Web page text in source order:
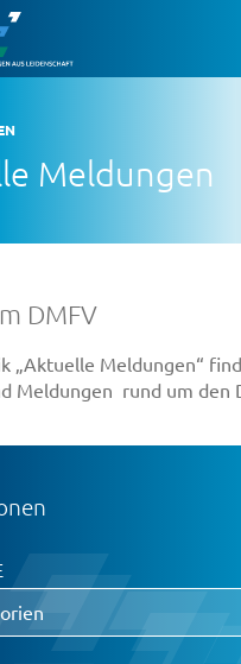
Meldungen
DMFV
„Aktuelle Meldungen“
Meldungen rund um den